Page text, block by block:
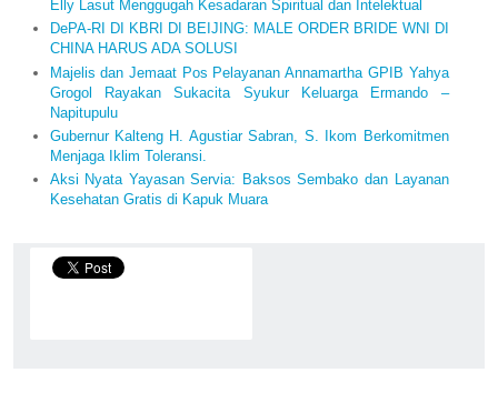
Elly Lasut Menggugah Kesadaran Spiritual dan Intelektual
DePA-RI DI KBRI DI BEIJING: MALE ORDER BRIDE WNI DI
CHINA HARUS ADA SOLUSI
Majelis dan Jemaat Pos Pelayanan Annamartha GPIB Yahya
Grogol Rayakan Sukacita Syukur Keluarga Ermando –
Napitupulu
Gubernur Kalteng H. Agustiar Sabran, S. Ikom Berkomitmen
Menjaga Iklim Toleransi.
Aksi Nyata Yayasan Servia: Baksos Sembako dan Layanan
Kesehatan Gratis di Kapuk Muara